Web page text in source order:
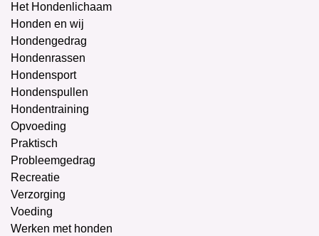
Het Hondenlichaam
Honden en wij
Hondengedrag
Hondenrassen
Hondensport
Hondenspullen
Hondentraining
Opvoeding
Praktisch
Probleemgedrag
Recreatie
Verzorging
Voeding
Werken met honden